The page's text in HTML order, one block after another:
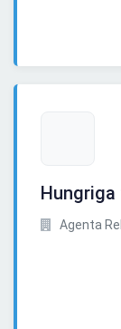
Agenta